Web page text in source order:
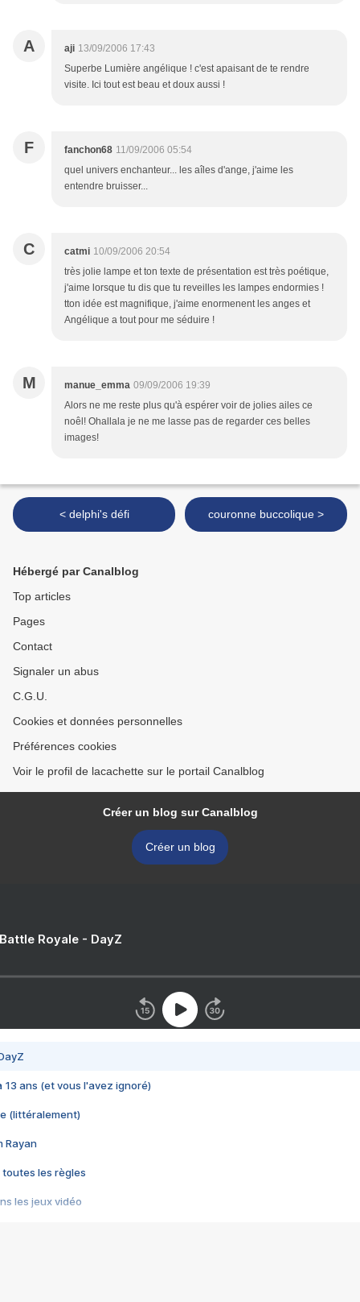
A aji 13/09/2006 17:43
Superbe Lumière angélique ! c'est apaisant de te rendre
visite. Ici tout est beau et doux aussi !
F fanchon68 11/09/2006 05:54
quel univers enchanteur... les aîles d'ange, j'aime les
entendre bruisser...
C catmi 10/09/2006 20:54
très jolie lampe et ton texte de présentation est très poétique,
j'aime lorsque tu dis que tu reveilles les lampes endormies !
tton idée est magnifique, j'aime enormenent les anges et
Angélique a tout pour me séduire !
M manue_emma 09/09/2006 19:39
Alors ne me reste plus qu'à espérer voir de jolies ailes ce
noêl! Ohallala je ne me lasse pas de regarder ces belles
images!
< delphi's défi couronne buccolique >
Hébergé par Canalblog
Top articles
Pages
Contact
Signaler un abus
C.G.U.
Cookies et données personnelles
Préférences cookies
Voir le profil de lacachette sur le portail Canalblog
Créer un blog sur Canalblog
Créer un blog
Royale - DayZ
13 ans (et vous l'avez ignoré)
(littéralement)
Rayan
toutes les règles
les jeux vidéo